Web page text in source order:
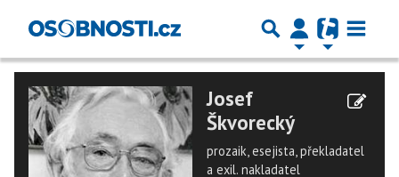
Josef
Škvorecký
prozaik, esejista, překladatel
a exil. nakladatel